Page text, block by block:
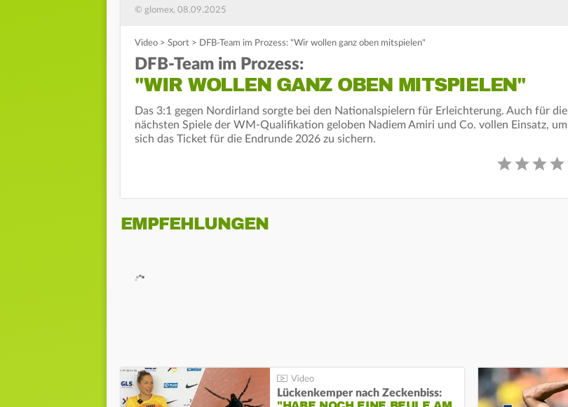
© glomex, 08.09.2025
Video > Sport > DFB-Team im Prozess: "Wir wollen ganz oben mitspielen"
DFB-Team im Prozess:
"WIR WOLLEN GANZ OBEN MITSPIELEN"
Das 3:1 gegen Nordirland sorgte bei den Nationalspielern für Erleichterung. Auch für die
nächsten Spiele der WM-Qualifikation geloben Nadiem Amiri und Co. vollen Einsatz, um
sich das Ticket für die Endrunde 2026 zu sichern.
EMPFEHLUNGEN
Lückenkemper nach Zeckenbiss: